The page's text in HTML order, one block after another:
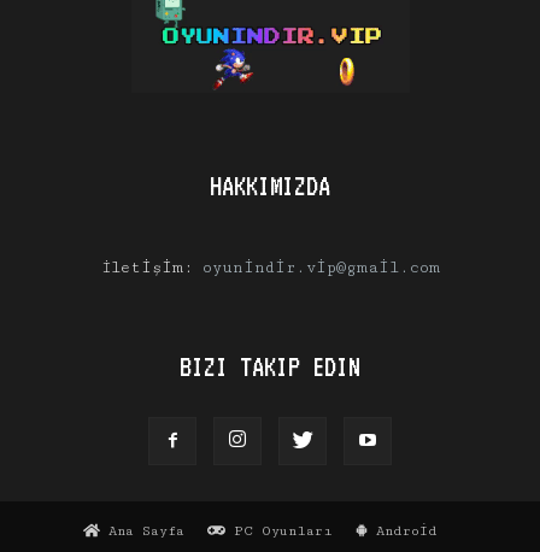
HAKKIMIZDA
İletişim: oyunindir.vip@gmail.com
BIZI TAKIP EDIN
Ana Sayfa PC Oyunları
Android